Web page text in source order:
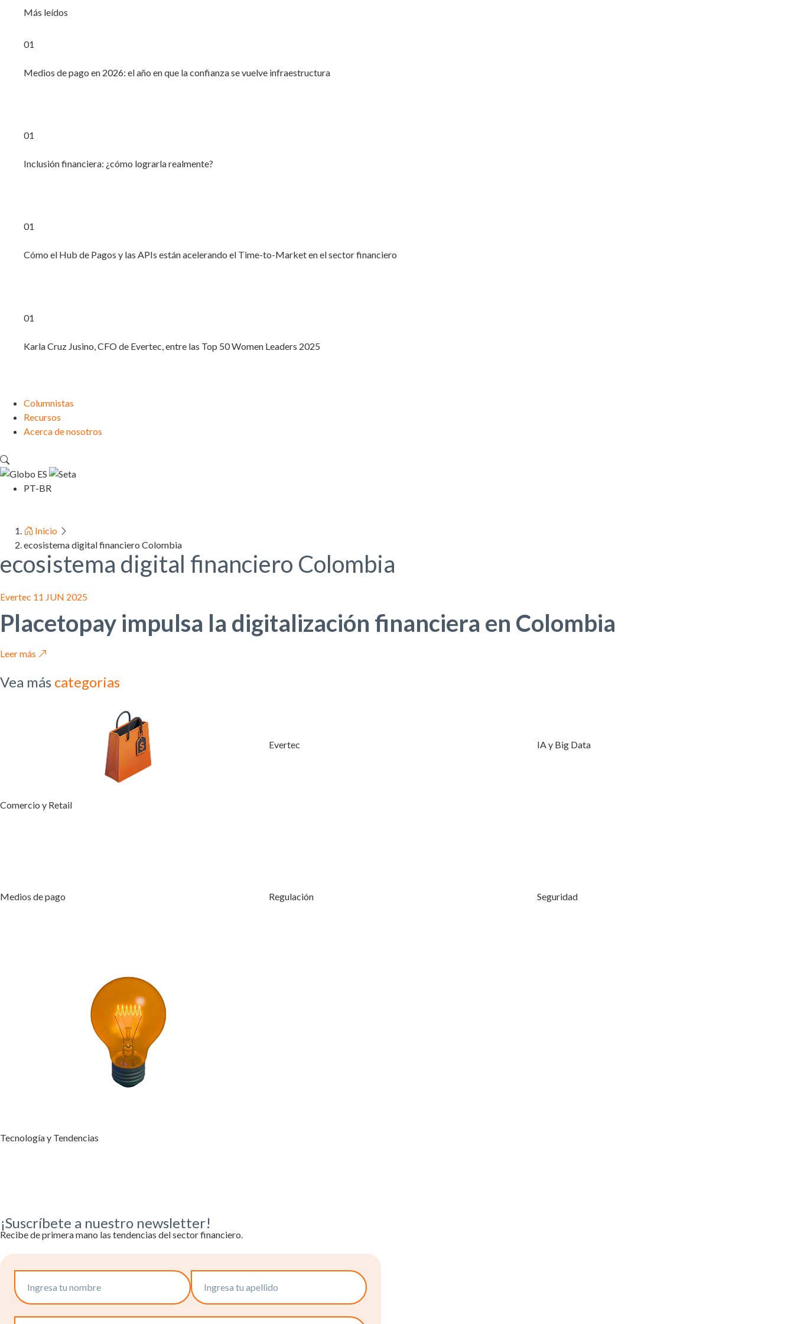
Más leídos
01
Medios de pago en 2026: el año en que la confianza se vuelve infraestructura
01
Inclusión financiera: ¿cómo lograrla realmente?
01
Cómo el Hub de Pagos y las APIs están acelerando el Time-to-Market en el sector financiero
01
Karla Cruz Jusino, CFO de Evertec, entre las Top 50 Women Leaders 2025
Columnistas
Recursos
Acerca de nosotros
ES
PT-BR
Inicio
ecosistema digital financiero Colombia
ecosistema digital financiero Colombia
Evertec 11 JUN 2025
Placetopay impulsa la digitalización financiera en Colombia
Leer más
Vea más categorias
Comercio y Retail
Evertec IA y Big Data
Medios de pago Regulación Seguridad
Tecnología y Tendencias
¡Suscríbete a nuestro newsletter!
Recibe de primera mano las tendencias del sector financiero.